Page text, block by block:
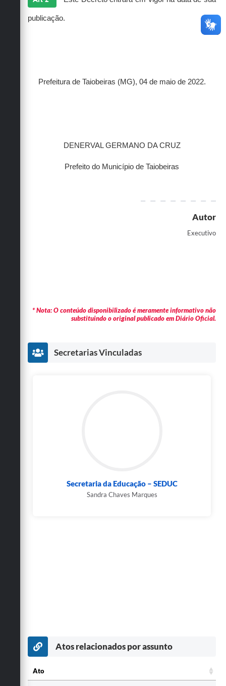
publicação.
Prefeitura de Taiobeiras (MG), 04 de maio de 2022.
DENERVAL GERMANO DA CRUZ
Prefeito do Município de Taiobeiras
Autor
Executivo
* Nota: O conteúdo disponibilizado é meramente informativo não
substituindo o original publicado em Diário Oficial.
Secretarias Vinculadas
Secretaria da Educação – SEDUC
Sandra Chaves Marques
Atos relacionados por assunto
Ato